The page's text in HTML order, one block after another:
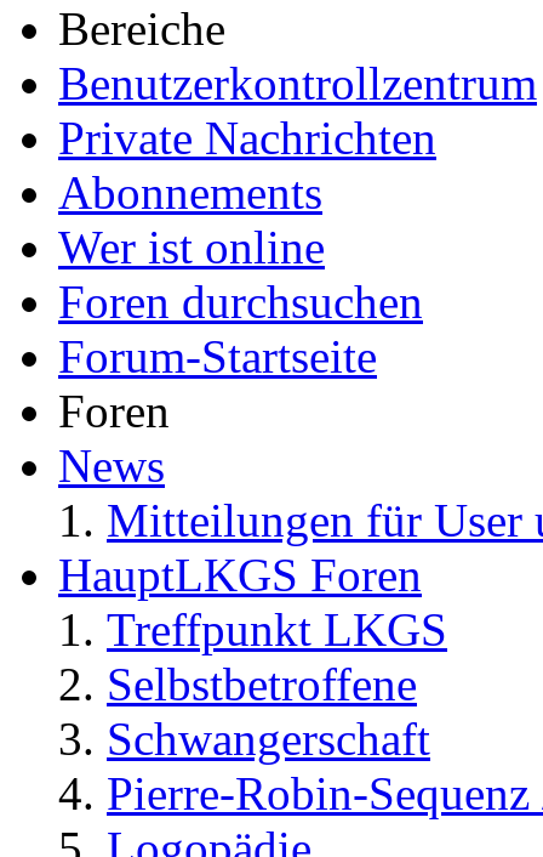
Bereiche
Benutzerkontrollzentrum
Private Nachrichten
Abonnements
Wer ist online
Foren durchsuchen
Forum-Startseite
Foren
News
Mitteilungen für User
HauptLKGS Foren
Treffpunkt LKGS
Selbstbetroffene
Schwangerschaft
Pierre-Robin-